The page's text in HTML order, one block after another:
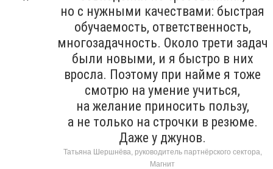
но с нужными качествами: быстрая
обучаемость, ответственность,
многозадачность. Около трети задач
были новыми, и я быстро в них
вросла. Поэтому при найме я тоже
смотрю на умение учиться,
на желание приносить пользу,
а не только на строчки в резюме.
Даже у джунов.
Татьяна Шершнёва, руководитель партнёрского сектора,
Магнит